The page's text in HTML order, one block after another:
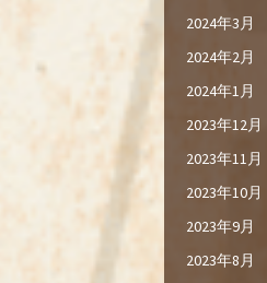
2024年3月
2024年2月
2024年1月
2023年12月
2023年11月
2023年10月
2023年9月
2023年8月